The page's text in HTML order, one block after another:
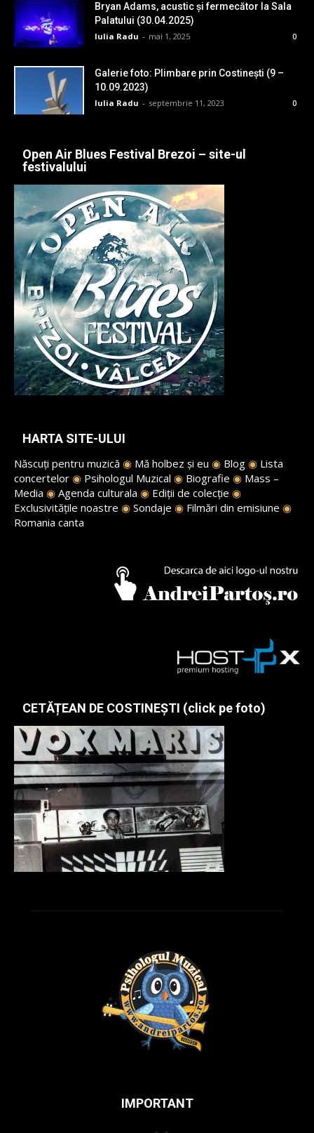
Bryan Adams, acustic și fermecător la Sala
Palatului (30.04.2025)
Iulia Radu - mai 1, 2025 0
Galerie foto: Plimbare prin Costinești (9 –
10.09.2023)
Iulia Radu - septembrie 11, 2023 0
Open Air Blues Festival Brezoi – site-ul
festivalului
HARTA SITE-ULUI
Născuți pentru muzică ◉ Mă holbez și eu ◉ Blog ◉ Lista
concertelor ◉ Psihologul Muzical ◉ Biografie ◉ Mass –
Media ◉ Agenda culturala ◉ Ediții de colecție ◉
Exclusivitățile noastre ◉ Sondaje ◉ Filmări din emisiune ◉
Romania canta
CETĂȚEAN DE COSTINEȘTI (click pe foto)
IMPORTANT